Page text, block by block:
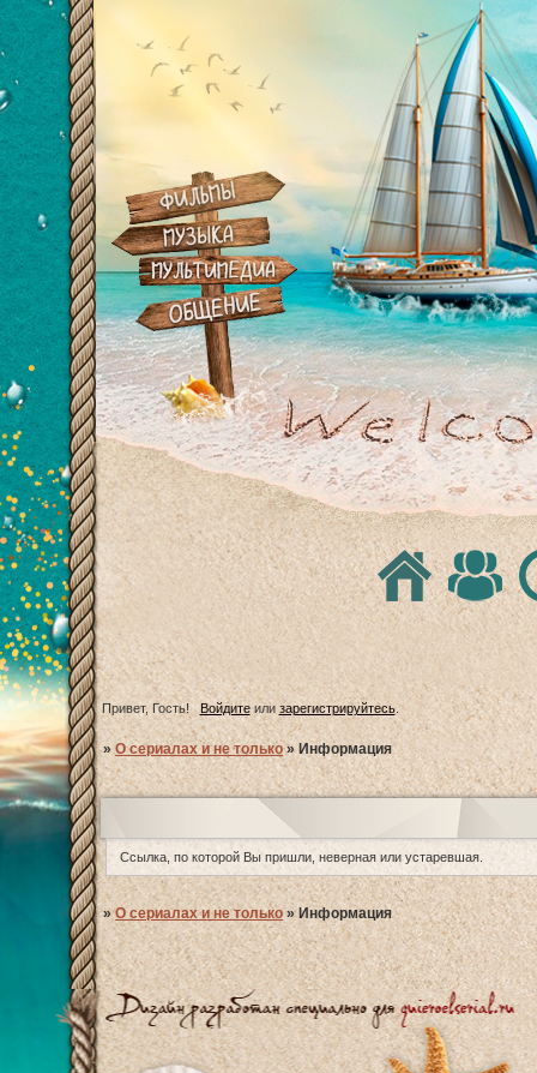
Привет, Гость! Войдитеилизарегистрируйтесь.
»О сериалах и не только »Информация
Ссылка, по которой Вы пришли, неверная или устаревшая.
»О сериалах и не только »Информация